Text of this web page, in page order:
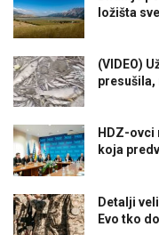
ložišta
(VIDEO)
presušila,
HDZ-ovci
koja
Detalji
Evo tko